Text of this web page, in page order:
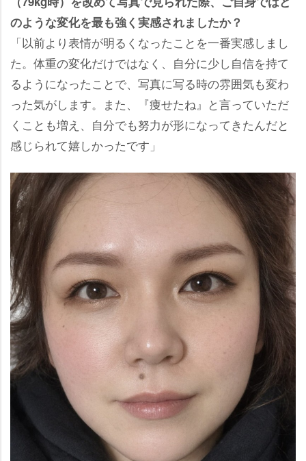
のような変化を最も強く実感されましたか？
「以前より表情が明るくなったことを一番実感しまし
た。体重の変化だけではなく、自分に少し自信を持て
るようになったことで、写真に写る時の雰囲気も変わ
った気がします。また、『痩せたね』と言っていただ
くことも増え、自分でも努力が形になってきたんだと
感じられて嬉しかったです」